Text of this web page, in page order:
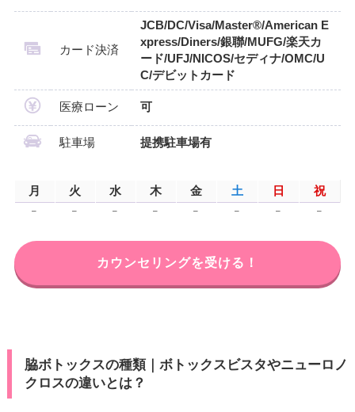
カード決済
JCB/DC/Visa/Master®/American E
xpress/Diners/銀聯/MUFG/楽天カ
ード/UFJ/NICOS/セディナ/OMC/U
C/デビットカード
医療ローン 可
駐車場 提携駐車場有
月 火 水 木 金 土 日 祝
– – – – – – – –
カウンセリングを受ける！
脇ボトックスの種類｜ボトックスビスタやニューロノ
クロスの違いとは？